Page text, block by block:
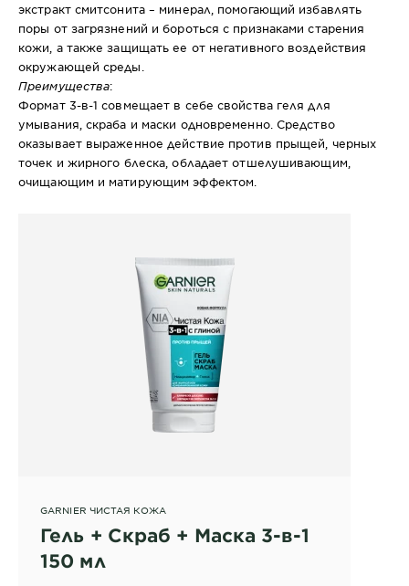
экстракт смитсонита – минерал, помогающий избавлять
поры от загрязнений и бороться с признаками старения
кожи, а также защищать ее от негативного воздействия
окружающей среды.
Преимущества:
Формат 3-в-1 совмещает в себе свойства геля для
умывания, скраба и маски одновременно. Средство
оказывает выраженное действие против прыщей, черных
точек и жирного блеска, обладает отшелушивающим,
очищающим и матирующим эффектом.
GARNIER ЧИСТАЯ КОЖА
Гель + Скраб + Маска 3-в-1
150 мл